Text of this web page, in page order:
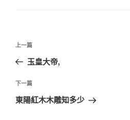
上一篇
玉皇大帝,
下一篇
東陽紅木木雕知多少